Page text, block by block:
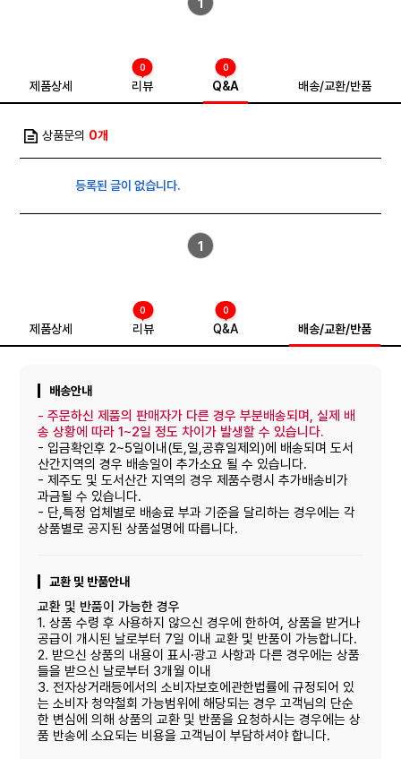
1
제품상세 리뷰
0
Q&A
0
배송/교환/반품
상품문의 0개
등록된 글이 없습니다.
1
제품상세 리뷰
0
Q&A
0
배송/교환/반품
배송안내
-주문하신 제품의 판매자가 다른 경우 부분배송되며, 실제 배
송 상황에 따라 1~2일 정도 차이가 발생할 수 있습니다.
- 입금확인후 2~5일이내(토,일,공휴일제외)에 배송되며 도서
산간지역의 경우 배송일이 추가소요 될 수 있습니다.
- 제주도 및 도서산간 지역의 경우 제품수령시 추가배송비가
과금될 수 있습니다.
- 단,특정 업체별로 배송료 부과 기준을 달리하는 경우에는 각
상품별로 공지된 상품설명에 따릅니다.
교환 및 반품안내
교환 및 반품이 가능한 경우
1. 상품 수령 후 사용하지 않으신 경우에 한하여, 상품을 받거나
공급이 개시된 날로부터 7일 이내 교환 및 반품이 가능합니다.
2. 받으신 상품의 내용이 표시·광고 사항과 다른 경우에는 상품
들을 받으신 날로부터 3개월 이내
3. 전자상거래등에서의 소비자보호에관한법률에 규정되어 있
는 소비자 청약철회 가능범위에 해당되는 경우 고객님의 단순
한 변심에 의해 상품의 교환 및 반품을 요청하시는 경우에는 상
품 반송에 소요되는 비용을 고객님이 부담하셔야 합니다.